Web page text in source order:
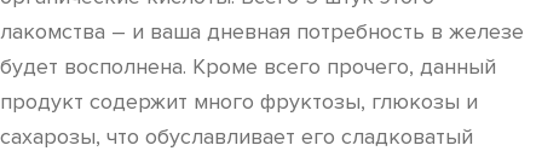
лакомства – и ваша дневная потребность в железе
будет восполнена. Кроме всего прочего, данный
продукт содержит много фруктозы, глюкозы и
сахарозы, что обуславливает его сладковатый